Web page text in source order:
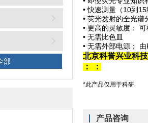
部
• 快速测量（10到
• 荧光发射的全光
• 更高的灵敏度：
• 无需比色皿
• 无需外部电源；
北京科誉兴业科
：
：
*此产品仅用于科研
产品咨询